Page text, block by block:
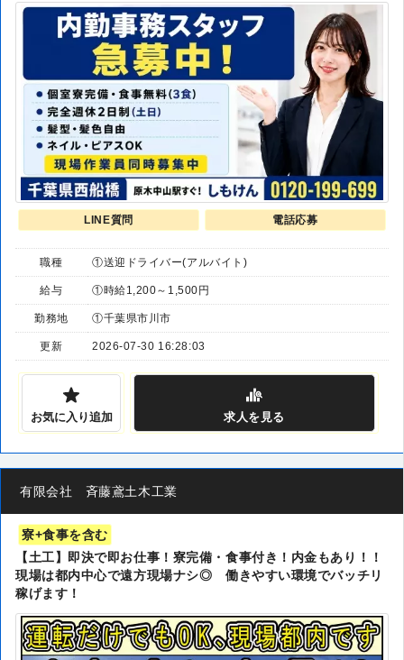
LINE質問 電話応募
職種 ①送迎ドライバー(アルバイト)
給与 ①時給1,200～1,500円
勤務地 ①千葉県市川市
更新 2026-07-30 16:28:03
お気に入り追加 求人 を見る
有限会社 斉藤鳶土木工業
寮+食事を含む
【土工】即決で即お仕事！寮完備・食事付き！内金もあり！！
現場は都内中心で遠方現場ナシ◎ 働きやすい環境でバッチリ
稼げます！